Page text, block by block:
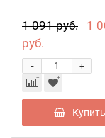
1 091 руб.
1
руб.
+
-
Купить